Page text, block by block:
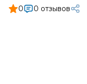
0 0 отзывов